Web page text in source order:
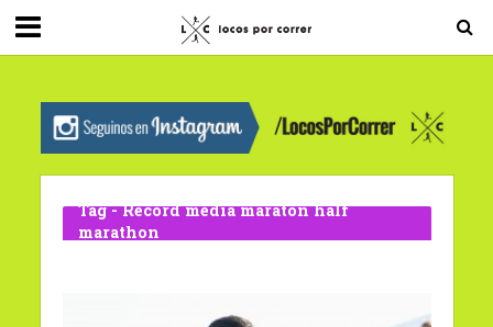
G-0X2PD3RFLV
Tag - Record media maraton half
marathon